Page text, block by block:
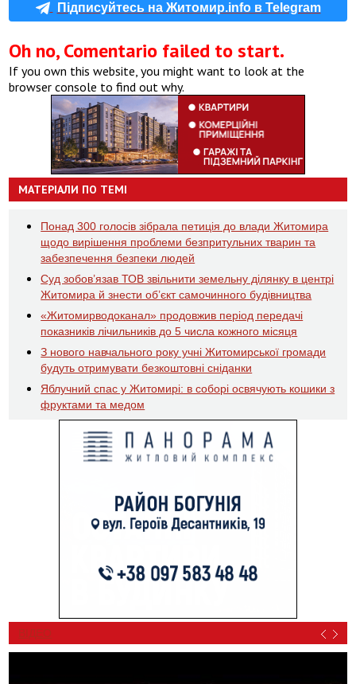
Підписуйтесь на Житомир.info в Telegram
Oh no, Comentario failed to start.
If you own this website, you might want to look at the
browser console to find out why.
МАТЕРІАЛИ ПО ТЕМІ
Понад 300 голосів зібрала петиція до влади Житомира
щодо вирішення проблеми безпритульних тварин та
забезпечення безпеки людей
Суд зобов’язав ТОВ звільнити земельну ділянку в центрі
Житомира й знести об’єкт самочинного будівництва
«Житомирводоканал» продовжив період передачі
показників лічильників до 5 числа кожного місяця
З нового навчального року учні Житомирської громади
будуть отримувати безкоштовні сніданки
Яблучний спас у Житомирі: в соборі освячують кошики з
фруктами та медом
ВІДЕО